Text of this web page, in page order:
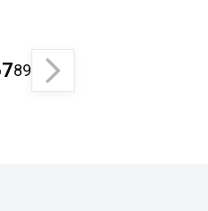
789